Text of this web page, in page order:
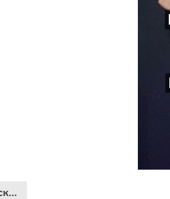
Челябинская областная клиническая больница